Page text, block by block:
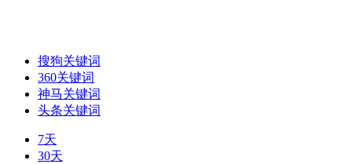
搜狗关键词
360关键词
神马关键词
头条关键词
7天
30天